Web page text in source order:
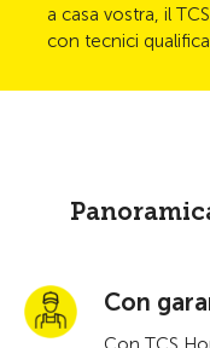
a casa vostra, il
con tecnici
Con